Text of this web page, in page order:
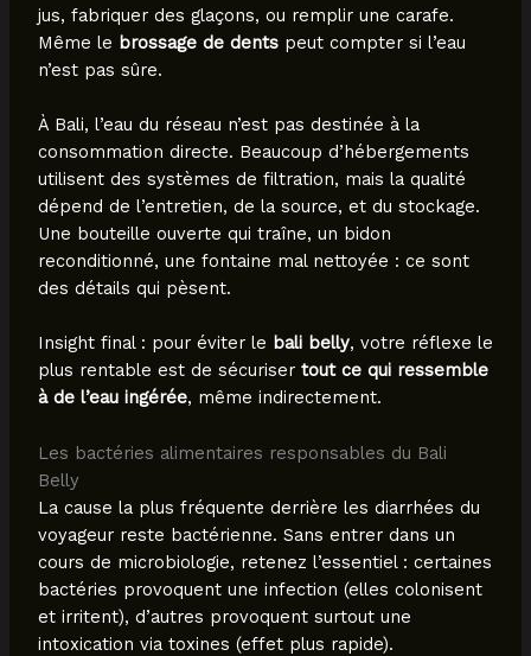
jus, fabriquer des glaçons, ou remplir une carafe.
Même le brossage de dentspeut compter si l’eau
n’est pas sûre.
À Bali, l’eau du réseau n’est pas destinée à la
consommation directe. Beaucoup d’hébergements
utilisent des systèmes de filtration, mais la qualité
dépend de l’entretien, de la source, et du stockage.
Une bouteille ouverte qui traîne, un bidon
reconditionné, une fontaine mal nettoyée : ce sont
des détails qui pèsent.
Insight final : pour éviter le bali belly, votre réflexe le
plus rentable est de sécuriser tout ce qui ressemble
à de l’eau ingérée, même indirectement.
Les bactéries alimentaires responsables du Bali
Belly
La cause la plus fréquente derrière les diarrhées du
voyageur reste bactérienne. Sans entrer dans un
cours de microbiologie, retenez l’essentiel : certaines
bactéries provoquent une infection (elles colonisent
et irritent), d’autres provoquent surtout une
intoxication via toxines (effet plus rapide).